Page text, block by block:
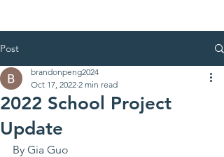
Post
2022 School Project
Update
brandonpeng2024
Oct 17, 2022 2 min read
By Gia Guo